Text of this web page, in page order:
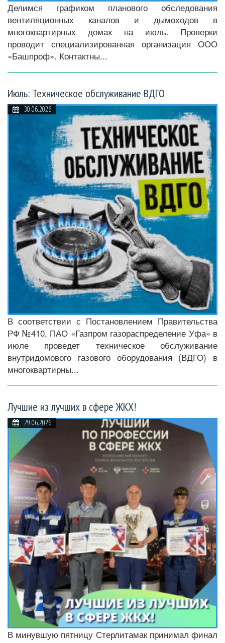
Делимся графиком планового обследования
вентиляционных каналов и дымоходов в
многоквартирных домах на июль. Проверки
проводит специализированная организация ООО
«Башпроф». Контактны...
Июль: Техническое обслуживание ВДГО
30.06.2026
В соответствии с Постановлением Правительства
РФ №410, ПАО «Газпром газораспределение Уфа» в
июле проведет техническое обслуживание
внутридомового газового оборудования (ВДГО) в
многоквартирны...
Лучшие из лучших в сфере ЖКХ!
29.06.2026
В минувшую пятницу Стерлитамак принимал финал